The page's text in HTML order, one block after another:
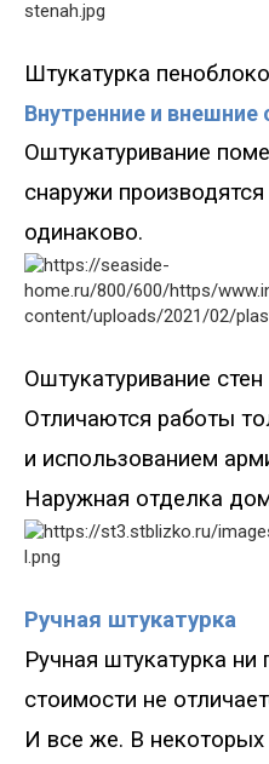
Штукатурка
Внутренние и внешние
Оштукатуривание
снаружи
одинаково.
Оштукатуривание
Отличаются работы
и использованием
Наружная отделка
Ручная штукатурка
Ручная штукатурка ни
стоимости не
И все же. В